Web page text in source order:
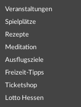
Veranstaltungen
Spielplätze
Rezepte
Meditation
Ausflugsziele
Freizeit-Tipps
Ticketshop
Lotto Hessen